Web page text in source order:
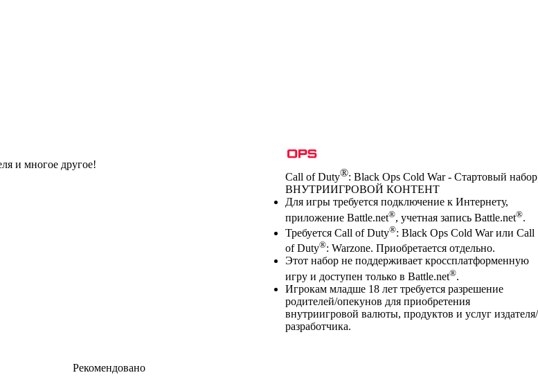
Call of Duty®: Black Ops Cold War - Стартовый набор
ВНУТРИИГРОВОЙ КОНТЕНТ
Цена
Available actions
Для игры требуется подключение к Интернету,
приложение Battle.net®, учетная запись Battle.net®.
Требуется Call of Duty®: Black Ops Cold War или Call
of Duty®: Warzone. Приобретается отдельно.
Этот набор не поддерживает кроссплатформенную
игру и доступен только в Battle.net®.
Игрокам младше 18 лет требуется разрешение
родителей/опекунов для приобретения
внутриигровой валюты, продуктов и услуг издателя/
разработчика.
и многое другое!
Рекомендовано